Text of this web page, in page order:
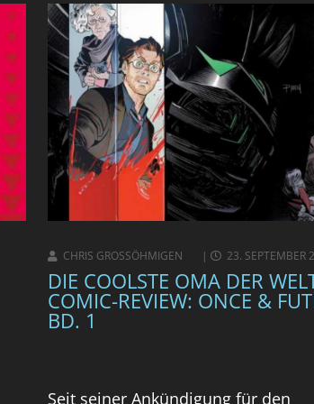
CHRIS GROSSÖHMIGEN 23. SEPTEMBER
DIE COOLSTE OMA DER
COMIC-REVIEW: ONCE &
BD. 1
Seit seiner Ankündigung für den